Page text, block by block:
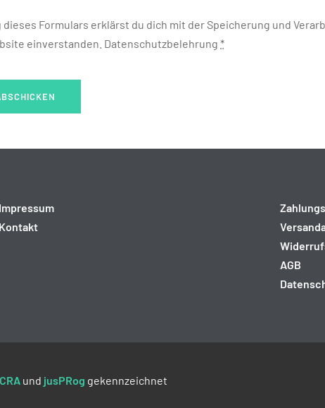
dieses Formulars erklärst du dich mit der Speicherung und
einverstanden. Datenschutzbelehrung *
Impressum
Kontakt
AGB
und jusPRog gekennzeichnet